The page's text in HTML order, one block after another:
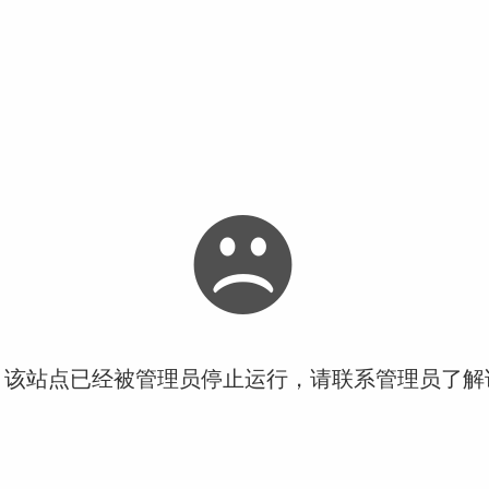
站点已经被管理员停止运行，请联系管理员了